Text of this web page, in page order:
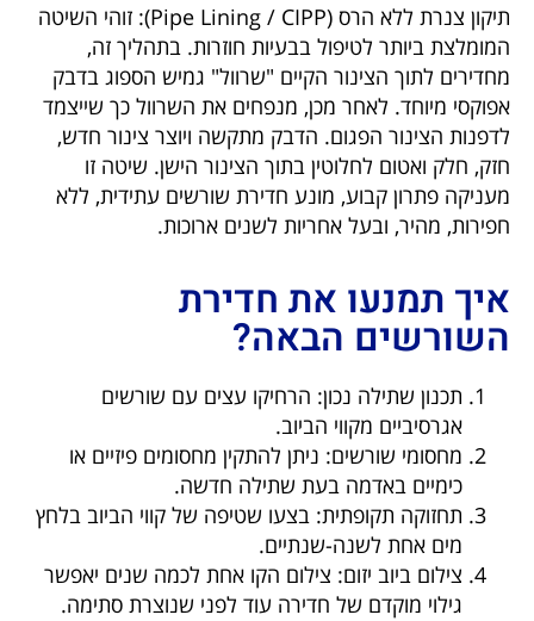
תיקון צנרת ללא הרס (Pipe Lining / CIPP): זוהי השיטה
המומלצת ביותר לטיפול בבעיות חוזרות. בתהליך זה,
מחדירים לתוך הצינור הקיים "שרוול" גמיש הספוג בדבק
אפוקסי מיוחד. לאחר מכן, מנפחים את השרוול כך שייצמד
לדפנות הצינור הפגום. הדבק מתקשה ויוצר צינור חדש,
חזק, חלק ואטום לחלוטין בתוך הצינור הישן. שיטה זו
מעניקה פתרון קבוע, מונע חדירת שורשים עתידית, ללא
חפירות, מהיר, ובעל אחריות לשנים ארוכות.
איך תמנעו את חדירת
השורשים הבאה?
תכנון שתילה נכון: הרחיקו עצים עם שורשים
אגרסיביים מקווי הביוב.
מחסומי שורשים: ניתן להתקין מחסומים פיזיים או
כימיים באדמה בעת שתילה חדשה.
תחזוקה תקופתית: בצעו שטיפה של קווי הביוב בלחץ
מים אחת לשנה-שנתיים.
צילום ביוב יזום: צילום הקו אחת לכמה שנים יאפשר
גילוי מוקדם של חדירה עוד לפני שנוצרת סתימה.